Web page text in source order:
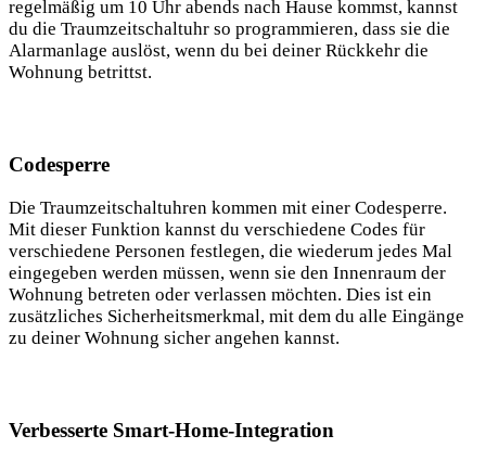
regelmäßig um 10 Uhr abends nach Hause kommst, kannst
du die Traumzeitschaltuhr so programmieren, dass sie die
Alarmanlage auslöst, wenn du bei deiner Rückkehr die
Wohnung betrittst.
Codesperre
Die Traumzeitschaltuhren kommen mit einer Codesperre.
Mit dieser Funktion kannst du verschiedene Codes für
verschiedene Personen festlegen, die wiederum jedes Mal
eingegeben werden müssen, wenn sie den Innenraum der
Wohnung betreten oder verlassen möchten. Dies ist ein
zusätzliches Sicherheitsmerkmal, mit dem du alle Eingänge
zu deiner Wohnung sicher angehen kannst.
Verbesserte Smart-Home-Integration